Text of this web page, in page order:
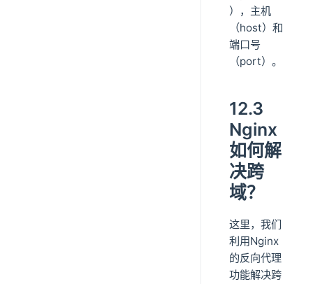
），主机
（host）和
端口号
（port）。
12.3
Nginx
如何解
决跨
域？
这里，我们
利用Nginx
的反向代理
功能解决跨